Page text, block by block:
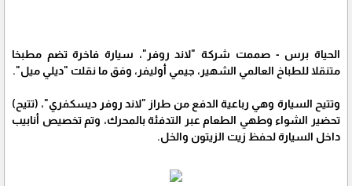
الحياة برس - صممت شركة "لاند روفر"، سيارة فاخرة تضم مطبخا
متنقلا للطباخ العالمي الشهير، جيمي أوليفر، وفق ما نقلت "ديلي ميل".
وتتيح السيارة وهي رباعية الدفع من طراز "لاند روفر ديسكفري"، (تتيح)
تحضير الشواء وطهي الطعام عبر التدفئة بالمحرك، وتم تخصيص أنابيب
داخل السيارة لحفظ زيت الزيتون والخل.